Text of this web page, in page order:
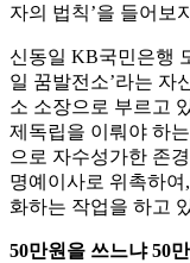
자의 법칙’을 들어보
신동일 KB국민은행
일 꿈발전소’라는 자
소 소장으로 부르고
제독립을 이뤄야 하
으로 자수성가한 존
명예이사로 위촉하
화하는 작업을 하고
50만원을 쓰느냐 50